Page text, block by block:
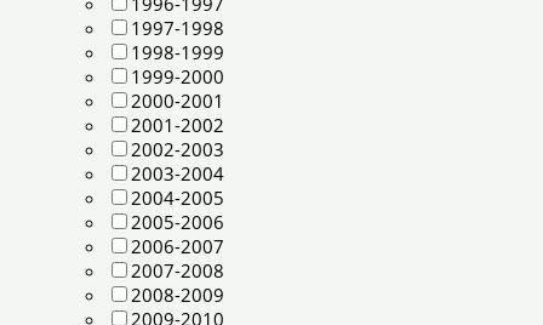
1997-1998
1998-1999
1999-2000
2000-2001
2001-2002
2002-2003
2003-2004
2004-2005
2005-2006
2006-2007
2007-2008
2008-2009
2009-2010